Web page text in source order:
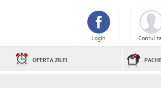
Contul
Login
OFERTA ZILEI